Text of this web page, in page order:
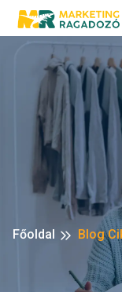
Főoldal Blog